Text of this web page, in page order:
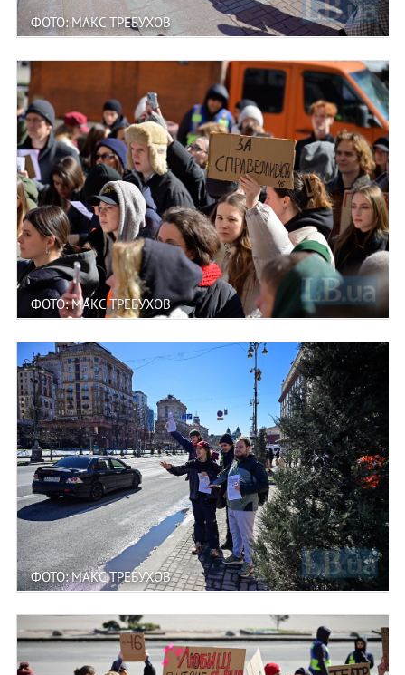
ФОТО: МАКС ТРЕБУХОВ
ФОТО: МАКС ТРЕБУХОВ
ФОТО: МАКС ТРЕБУХОВ